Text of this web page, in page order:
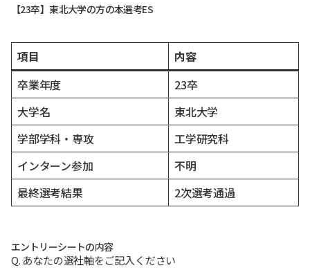
【23卒】東北大学の方の本選考ES
項目
内容
卒業年度
23卒
大学名
東北大学
学部学科・専攻
工学研究科
インターン参加
不明
最終選考結果
2次選考通過
エントリーシートの内容
Q. あなたの選社軸をご記入ください